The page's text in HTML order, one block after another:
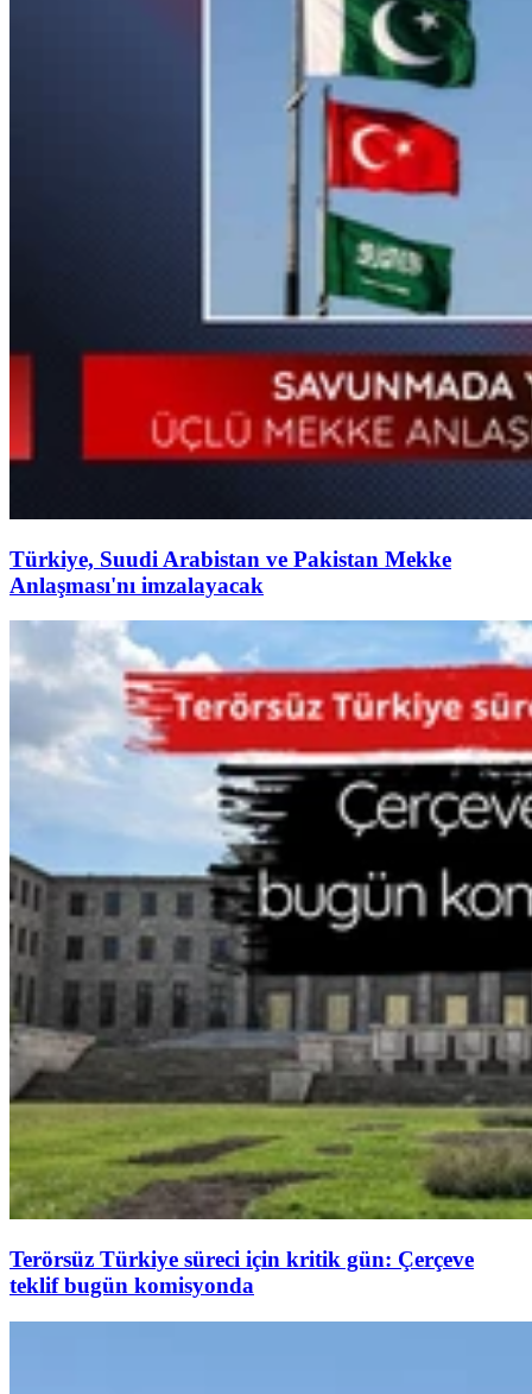
Türkiye, Suudi Arabistan ve Pakistan Mekke
Anlaşması'nı imzalayacak
Terörsüz Türkiye süreci için kritik gün: Çerçeve
teklif bugün komisyonda